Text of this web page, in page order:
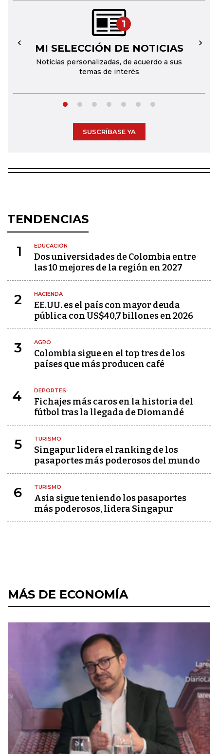
1
MI SELECCIÓN DE NOTICIAS
Noticias personalizadas, de acuerdo a sus
temas de interés
← →
SUSCRÍBASE YA
TENDENCIAS
1 EDUCACIÓN
Dos universidades de Colombia entre
las 10 mejores de la región en 2027
2 HACIENDA
EE.UU. es el país con mayor deuda
pública con US$40,7 billones en 2026
3 AGRO
Colombia sigue en el top tres de los
países que más producen café
4 DEPORTES
Fichajes más caros en la historia del
fútbol tras la llegada de Diomandé
5 TURISMO
Singapur lidera el ranking de los
pasaportes más poderosos del mundo
6 TURISMO
Asia sigue teniendo los pasaportes
más poderosos, lidera Singapur
MÁS DE ECONOMÍA